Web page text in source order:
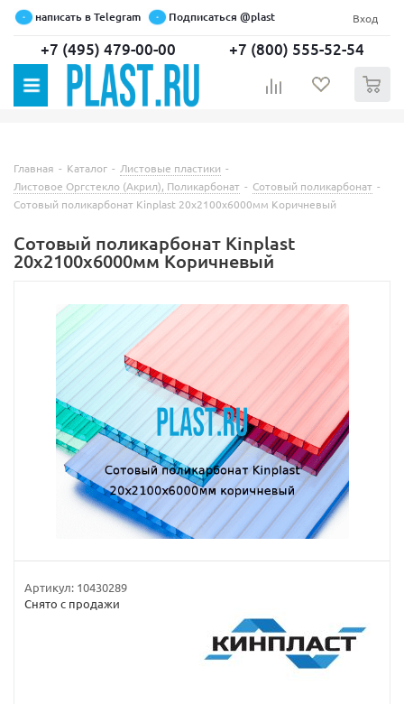
написать в Telegram Подписаться @plast Вход
+7 (495) 479-00-00 +7 (800) 555-52-54
Главная - Каталог - Листовые пластики -
Листовое Оргстекло (Акрил), Поликарбонат - Сотовый поликарбонат -
Сотовый поликарбонат Kinplast 20х2100х6000мм Коричневый
Сотовый поликарбонат Kinplast
20х2100х6000мм Коричневый
Артикул: 10430289
Снято с продажи